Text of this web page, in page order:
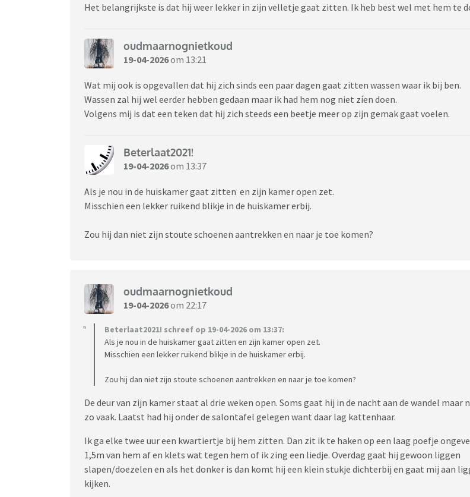
Het belangrijkste is dat hij weer lekker in zijn velletje gaat zitten. Ik heb best wel met hem te
oudmaarnognietkoud
19-04-2026om 13:21
Wat mij ook is opgevallen dat hij zich sinds een paar dagen gaat zitten wassen waar ik bij ben.
Wassen zal hij wel eerder hebben gedaan maar ik had hem nog niet zíen doen.
Volgens mij is dat een teken dat hij zich steeds een beetje meer op zijn gemak gaat voelen.
Beterlaat2021!
19-04-2026om 13:37
Als je nou in de huiskamer gaat zitten en zijn kamer open zet.
Misschien een lekker ruikend blikje in de huiskamer erbij.
Zou hij dan niet zijn stoute schoenen aantrekken en naar je toe komen?
oudmaarnognietkoud
19-04-2026om 22:17
Beterlaat2021! schreef op 19-04-2026 om 13:37:
Als je nou in de huiskamer gaat zitten en zijn kamer open zet.
Misschien een lekker ruikend blikje in de huiskamer erbij.
Zou hij dan niet zijn stoute schoenen aantrekken en naar je toe komen?
De deur van zijn kamer staat al drie weken open. Soms gaat hij in de nacht aan de wandel maar
zo vaak. Laatst had hij onder de salontafel gelegen want daar lag kattenhaar.
Ik ga elke twee uur een kwartiertje bij hem zitten. Dan zit ik te haken op een laag poefje
1,5m van hem af en klets wat tegen hem of ik zing een liedje. Overdag gaat hij gewoon liggen
slapen/doezelen en als het donker is dan komt hij een klein stukje dichterbij en gaat mij aan
kijken.